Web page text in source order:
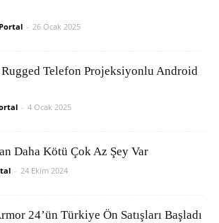
- 26 Ocak 2025
Telefon Projeksiyonlu Android
- 4 Ocak 2025
Daha Kötü Çok Az Şey Var
- 24 Ekim 2024
24’ün Türkiye Ön Satışları Başladı